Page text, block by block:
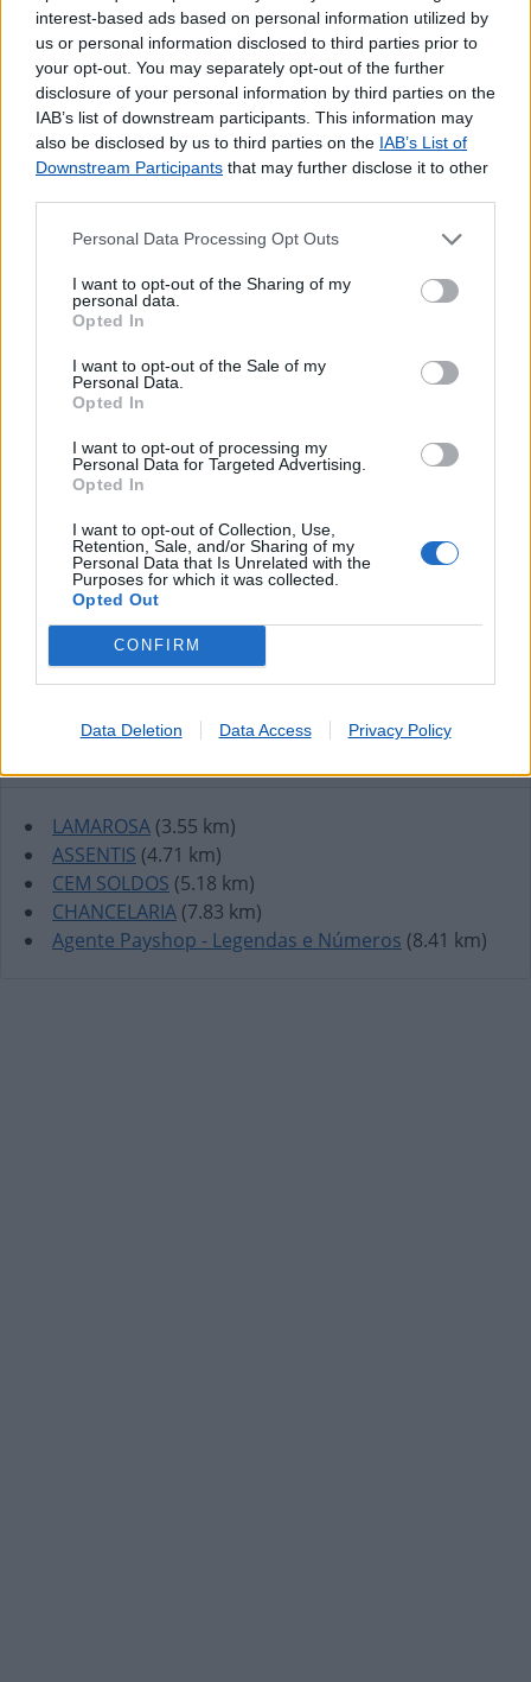
interest-based ads based on personal information utilized by
us or personal information disclosed to third parties prior to
your opt-out. You may separately opt-out of the further
disclosure of your personal information by third parties on the
IAB’s list of downstream participants. This information may
also be disclosed by us to third parties on the IAB’s List of
Downstream Participants that may further disclose it to other
Personal Data Processing Opt Outs
I want to opt-out of the Sharing of my
personal data.
Opted In
I want to opt-out of the Sale of my
Personal Data.
Opted In
I want to opt-out of processing my
Personal Data for Targeted Advertising.
Opted In
I want to opt-out of Collection, Use,
Retention, Sale, and/or Sharing of my
Personal Data that Is Unrelated with the
Purposes for which it was collected.
Opted Out
CONFIRM
Data Deletion Data Access Privacy Policy
Outros Serviços
Bilhetes para Espetáculos
Carregamento de Telemóveis
LAMAROSA (3.55 km)
ASSENTIS (4.71 km)
CEM SOLDOS (5.18 km)
CHANCELARIA (7.83 km)
Agente Payshop - Legendas e Números (8.41 km)